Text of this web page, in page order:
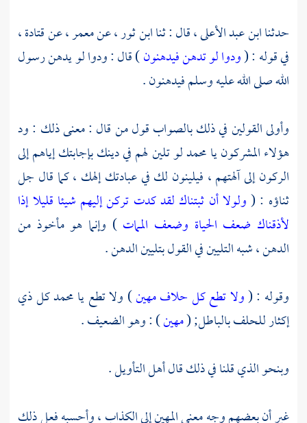
حدثناابن عبد الأعلى ،قال : ثناابن ثور ،عنمعمر ،عنقتادة ،
في قوله : (ودوا لو تدهن فيدهنون) قال : ودوا لو يدهن رسول
الله صلى الله عليه وسلم فيدهنون .
وأولى القولين في ذلك بالصواب قول من قال : معنى ذلك : ود
هؤلاء المشركون يامحمدلو تلين لهم في دينك بإجابتك إياهم إلى
الركون إلى آلهتهم ، فيلينون لك في عبادتك إلهك ، كما قال جل
ثناؤه : (ولولا أن ثبتناك لقد كدت تركن إليهم شيئا قليلا إذا
لأذقناك ضعف الحياة وضعف الممات) وإنما هو مأخوذ من
الدهن ، شبه التليين في القول بتليين الدهن .
وقوله : (ولا تطع كل حلاف مهين) ولا تطع يامحمدكل ذي
إكثار للحلف بالباطل; (مهين) : وهو الضعيف .
وبنحو الذي قلنا في ذلك قال أهل التأويل .
غير أن بعضهم وجه معنى المهين إلى الكذاب ، وأحسبه فعل ذلك